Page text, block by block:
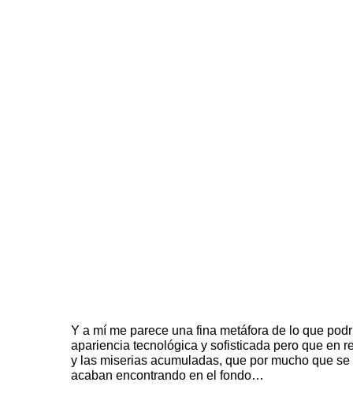
Y a mí me parece una fina metáfora de lo que
apariencia tecnológica y sofisticada pero que en
y las miserias acumuladas, que por mucho que
acaban encontrando en el fondo…